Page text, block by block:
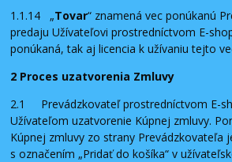
1.1.14 „Tovar“ znamená vec ponúkanú
predaju Užívateľovi prostredníctvom E-
ponúkaná, tak aj licencia k užívaniu tejto
2 Proces uzatvorenia Zmluvy
2.1 Prevádzkovateľ prostredníctvom E-
Užívateľom uzatvorenie Kúpnej zmluvy.
Kúpnej zmluvy zo strany Prevádzkovateľa
s označením „Pridať do košíka“ v